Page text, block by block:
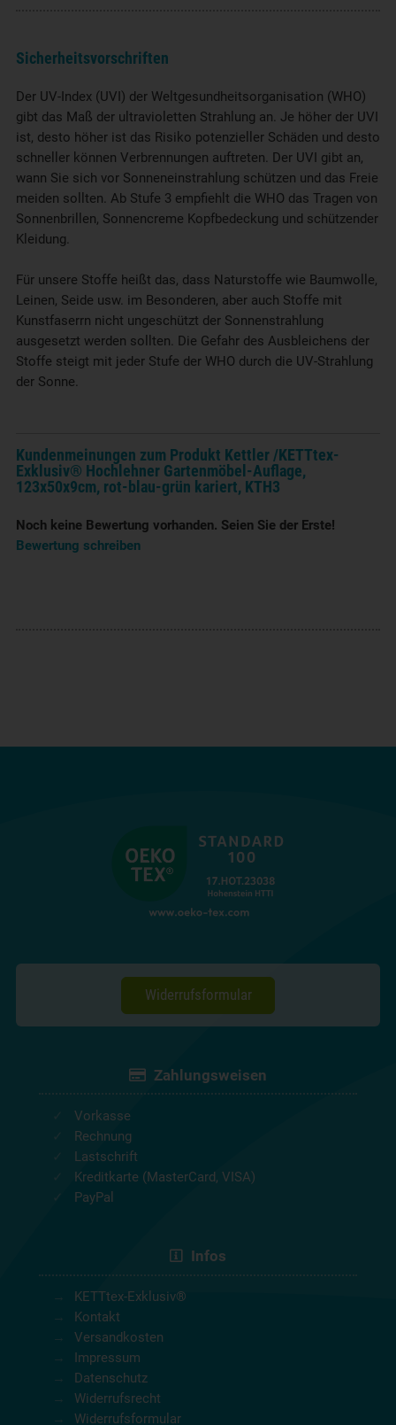
Sicherheitsvorschriften
Der UV-Index (UVI) der Weltgesundheitsorganisation (WHO)
gibt das Maß der ultravioletten Strahlung an. Je höher der UVI
ist, desto höher ist das Risiko potenzieller Schäden und desto
schneller können Verbrennungen auftreten. Der UVI gibt an,
wann Sie sich vor Sonneneinstrahlung schützen und das Freie
meiden sollten. Ab Stufe 3 empfiehlt die WHO das Tragen von
Sonnenbrillen, Sonnencreme Kopfbedeckung und schützender
Kleidung.
Für unsere Stoffe heißt das, dass Naturstoffe wie Baumwolle,
Leinen, Seide usw. im Besonderen, aber auch Stoffe mit
Kunstfaserrn nicht ungeschützt der Sonnenstrahlung
ausgesetzt werden sollten. Die Gefahr des Ausbleichens der
Stoffe steigt mit jeder Stufe der WHO durch die UV-Strahlung
der Sonne.
Kundenmeinungen zum Produkt Kettler /KETTtex-
Exklusiv® Hochlehner Gartenmöbel-Auflage,
123x50x9cm, rot-blau-grün kariert, KTH3
Noch keine Bewertung vorhanden. Seien Sie der Erste!
Bewertung schreiben
Widerrufsformular
Zahlungsweisen
Vorkasse
Rechnung
Lastschrift
Kreditkarte (MasterCard, VISA)
PayPal
Infos
KETTtex-Exklusiv®
Kontakt
Versandkosten
Impressum
Datenschutz
Widerrufsrecht
Widerrufsformular